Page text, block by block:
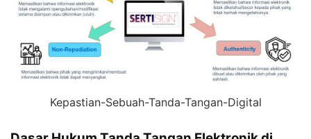
Kepastian-Sebuah-Tanda-Tangan-Digital